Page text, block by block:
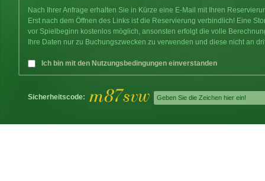
Nach Ihrer Anfrage erhalten Sie in Kürze eine E-Mail mit Ihren
Erst nach dem Öffnen des Links ist die Reservierung verbindlich! Eine
vor Spielbeginn kostenlos möglich, ansonsten erfolgt die volle
Ihre Daten nur zu Buchungszwecken zu verwenden und diese nicht an
Ich bin mit den Nutzungsbedingungen einverstanden
Sicherheitscode: